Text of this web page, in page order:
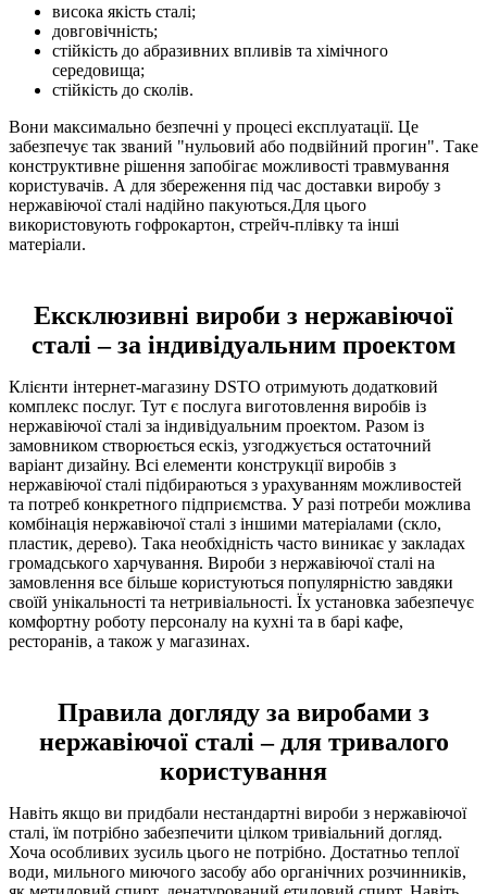
висока якість сталі;
довговічність;
стійкість до абразивних впливів та хімічного
середовища;
стійкість до сколів.
Вони максимально безпечні у процесі експлуатації. Це
забезпечує так званий "нульовий або подвійний прогин". Таке
конструктивне рішення запобігає можливості травмування
користувачів. А для збереження під час доставки виробу з
нержавіючої сталі надійно пакуються.Для цього
використовують гофрокартон, стрейч-плівку та інші
матеріали.
Ексклюзивні вироби з нержавіючої
сталі – за індивідуальним проектом
Клієнти інтернет-магазину DSTO отримують додатковий
комплекс послуг. Тут є послуга виготовлення виробів із
нержавіючої сталі за індивідуальним проектом. Разом із
замовником створюється ескіз, узгоджується остаточний
варіант дизайну. Всі елементи конструкції виробів з
нержавіючої сталі підбираються з урахуванням можливостей
та потреб конкретного підприємства. У разі потреби можлива
комбінація нержавіючої сталі з іншими матеріалами (скло,
пластик, дерево). Така необхідність часто виникає у закладах
громадського харчування. Вироби з нержавіючої сталі на
замовлення все більше користуються популярністю завдяки
своїй унікальності та нетривіальності. Їх установка забезпечує
комфортну роботу персоналу на кухні та в барі кафе,
ресторанів, а також у магазинах.
Правила догляду за виробами з
нержавіючої сталі – для тривалого
користування
Навіть якщо ви придбали нестандартні вироби з нержавіючої
сталі, їм потрібно забезпечити цілком тривіальний догляд.
Хоча особливих зусиль цього не потрібно. Достатньо теплої
води, мильного миючого засобу або органічних розчинників,